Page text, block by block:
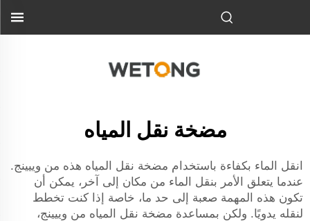
مضخة نقل المياه
انقل الماء بكفاءة باستخدام مضخة نقل المياه هذه من وييينج.
عندما يتعلق الأمر بنقل الماء من مكان إلى آخر، يمكن أن
تكون هذه المهمة صعبة إلى حد ما، خاصة إذا كنت تخطط
لنقله يدويًا. ولكن بمساعدة مضخة نقل المياه من وييينج،